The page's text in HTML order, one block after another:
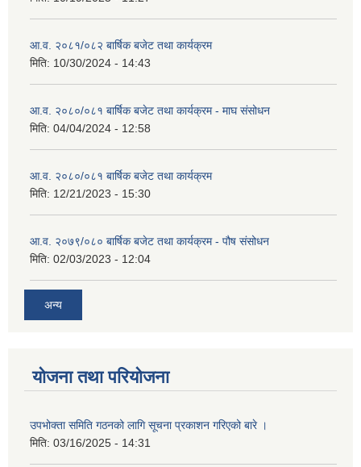
आ.व. २०८१/०८२ बार्षिक बजेट तथा कार्यक्रम
मिति: 10/30/2024 - 14:43
आ.व. २०८०/०८१ बार्षिक बजेट तथा कार्यक्रम - माघ संसोधन
मिति: 04/04/2024 - 12:58
आ.व. २०८०/०८१ बार्षिक बजेट तथा कार्यक्रम
मिति: 12/21/2023 - 15:30
आ.व. २०७९/०८० बार्षिक बजेट तथा कार्यक्रम - पौष संसोधन
मिति: 02/03/2023 - 12:04
अन्य
योजना तथा परियोजना
उपभोक्ता समिति गठनको लागि सूचना प्रकाशन गरिएको बारे ।
मिति: 03/16/2025 - 14:31